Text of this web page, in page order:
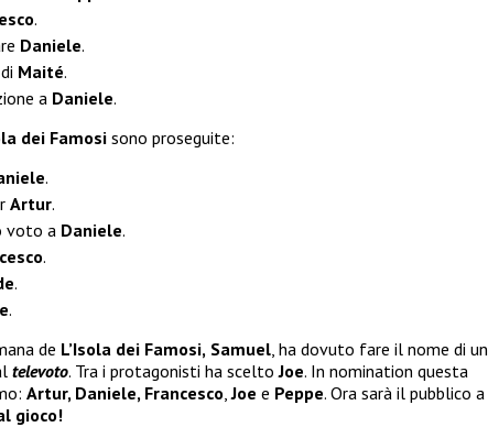
.
Daniele.
Maité.
a Daniele.
dei Famosi sono proseguite:
.
Artur.
voto a Daniele.
.
.
.
de L’Isola dei Famosi, Samuel , ha dovuto fare il nome di un
televoto. Tra i protagonisti ha sceltoJoe. In nomination questa
Artur, Daniele, Francesco ,Joe e Peppe. Ora sarà il pubblico a
gioco!